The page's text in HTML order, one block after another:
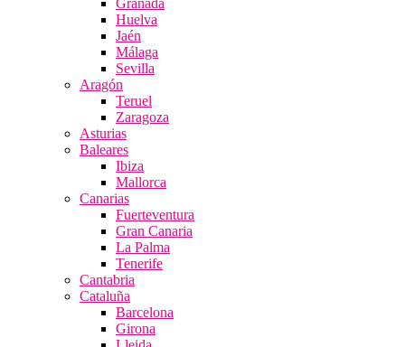
Granada
Huelva
Jaén
Málaga
Sevilla
Aragón
Teruel
Zaragoza
Asturias
Baleares
Ibiza
Mallorca
Canarias
Fuerteventura
Gran Canaria
La Palma
Tenerife
Cantabria
Cataluña
Barcelona
Girona